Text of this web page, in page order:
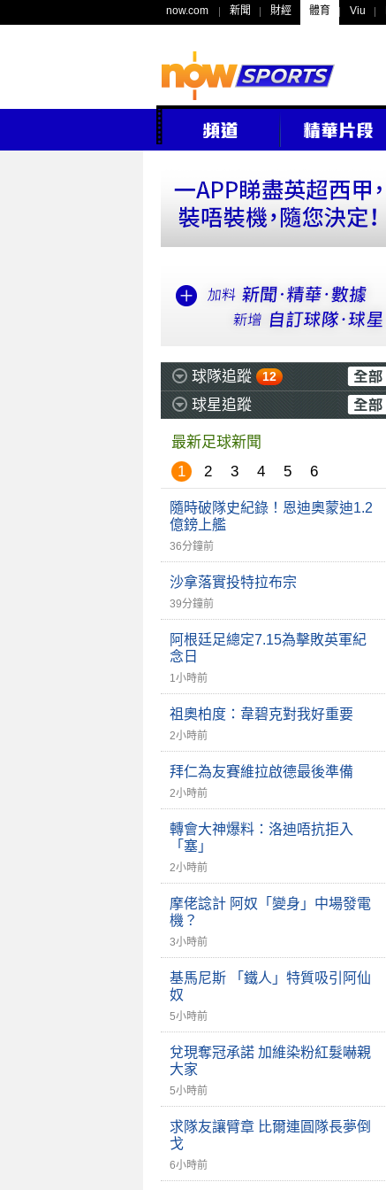
now.com 新聞 財經 體育 Viu
球隊追蹤 12
球星追蹤
最新足球新聞
1
2 3 4 5 6
隨時破隊史紀錄！恩迪奧蒙迪1.2
億鎊上艦
36分鐘前
沙拿落實投特拉布宗
39分鐘前
阿根廷足總定7.15為擊敗英軍紀
念日
1小時前
祖奧柏度：韋碧克對我好重要
2小時前
拜仁為友賽維拉啟德最後準備
2小時前
轉會大神爆料：洛迪唔抗拒入
「塞」
2小時前
摩佬諗計 阿奴「變身」中場發電
機？
3小時前
基馬尼斯 「鐵人」特質吸引阿仙
奴
5小時前
兌現奪冠承諾 加維染粉紅髮嚇親
大家
5小時前
求隊友讓臂章 比爾連圓隊長夢倒
戈
6小時前